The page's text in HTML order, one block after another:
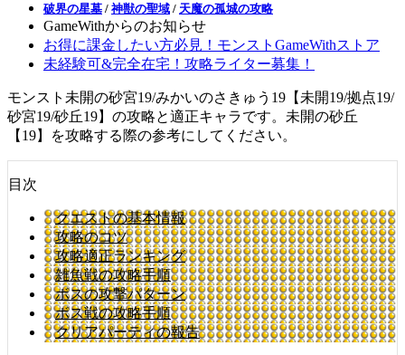
破界の星墓 / 神獣の聖域 / 天魔の孤城の攻略
GameWithからのお知らせ
お得に課金したい方必見！モンストGameWithストア
未経験可&完全在宅！攻略ライター募集！
モンスト未開の砂宮19/みかいのさきゅう19【未開19/拠点19/
砂宮19/砂丘19】の攻略と適正キャラです。未開の砂丘
【19】を攻略する際の参考にしてください。
目次
クエストの基本情報
攻略のコツ
攻略適正ランキング
雑魚戦の攻略手順
ボスの攻撃パターン
ボス戦の攻略手順
クリアパーティの報告